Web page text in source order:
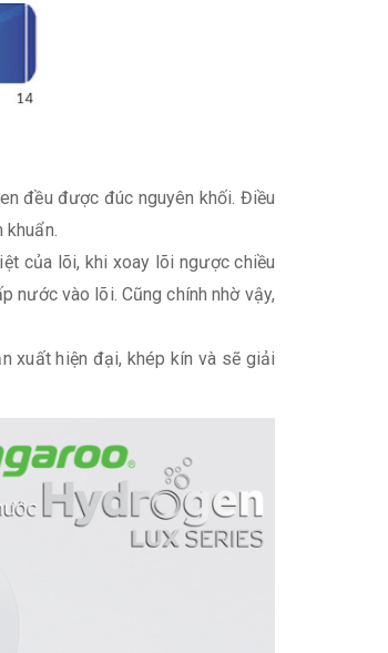
đều được đúc nguyên khối. Điều
của lõi, khi xoay lõi ngược chiều
nước vào lõi. Cũng chính nhờ vậy,
xuất hiện đại, khép kín và sẽ giải